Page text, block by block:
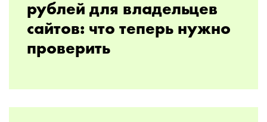
рублей для владельцев
сайтов: что теперь нужно
проверить